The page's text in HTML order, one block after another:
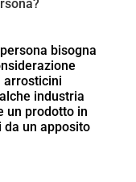
bisogna
arrosticini
industria
un prodotto in
un apposito